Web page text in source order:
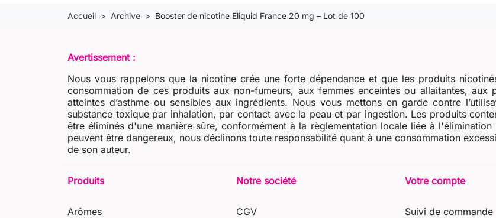
Accueil Archive Booster de nicotine Eliquid France 20 mg – Lot de 100
Avertissement :
Nous vous rappelons que la nicotine crée une forte dépendance et que les produits
consommation de ces produits aux non-fumeurs, aux femmes enceintes ou allaitantes, aux
atteintes d’asthme ou sensibles aux ingrédients. Nous vous mettons en garde contre
substance toxique par inhalation, par contact avec la peau et par ingestion. Les produits
être éliminés d'une manière sûre, conformément à la règlementation locale liée à
peuvent être dangereux, nous déclinons toute responsabilité quant à une consommation
de son auteur.
Produits
Arômes
Notre société
CGV
Votre compte
Suivi de commande